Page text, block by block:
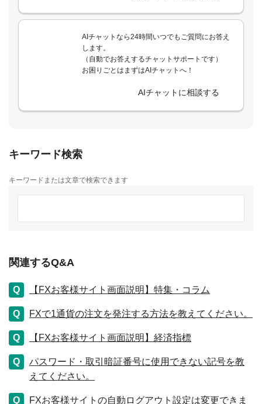
AIチャットなら24時間いつでもご質問にお答え
します。
（自動でお答えするチャットサポートです）
お困りごとはまずはAIチャットへ！
AIチャットに相談する
キーワード検索
キーワードまたは文章で検索できます
関連するQ&A
【FXお客様サイト画面説明】特集・コラム
FXで1通貨の注文を発注する方法を教えてください。
【FXお客様サイト画面説明】経済指標
パスワード・取引暗証番号に使用できない記号を教
えてください。
FXお客様サイトの自動ログアウト設定は変更できま